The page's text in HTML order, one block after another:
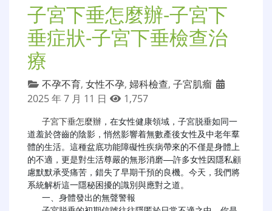
子宮下垂怎麼辦-子宮下
垂症狀-子宮下垂檢查治
療
不孕不育, 女性不孕, 婦科檢查, 子宮肌瘤
2025 年 7 月 11 日
1,757
子宮下垂怎麼辦 ，在女性健康領域，子宮脱垂如同一
道羞於啓齒的陰影，悄然影響着無數產後女性及中老年羣
體的生活。這種盆底功能障礙性疾病帶來的不僅是身體上
的不適，更是對生活尊嚴的無形消磨——許多女性因隱私顧
慮默默承受痛苦，錯失了早期干預的良機。今天，我們將
系統解析這一隱秘困擾的識別與應對之道。